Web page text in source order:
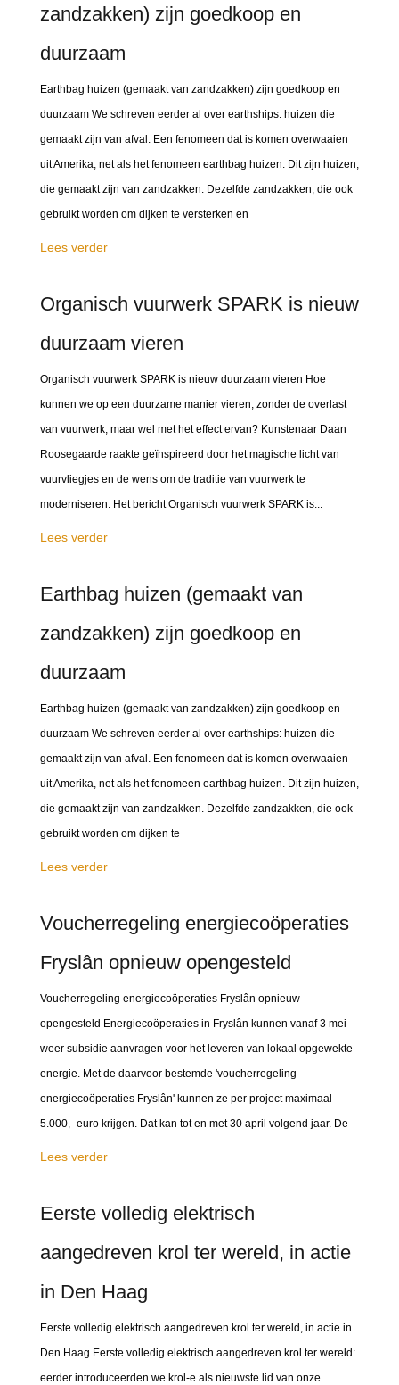
zandzakken) zijn goedkoop en
duurzaam
Earthbag huizen (gemaakt van zandzakken) zijn goedkoop en
duurzaam We schreven eerder al over earthships: huizen die
gemaakt zijn van afval. Een fenomeen dat is komen overwaaien
uit Amerika, net als het fenomeen earthbag huizen. Dit zijn huizen,
die gemaakt zijn van zandzakken. Dezelfde zandzakken, die ook
gebruikt worden om dijken te versterken en
Lees verder
Organisch vuurwerk SPARK is nieuw
duurzaam vieren
Organisch vuurwerk SPARK is nieuw duurzaam vieren Hoe
kunnen we op een duurzame manier vieren, zonder de overlast
van vuurwerk, maar wel met het effect ervan? Kunstenaar Daan
Roosegaarde raakte geïnspireerd door het magische licht van
vuurvliegjes en de wens om de traditie van vuurwerk te
moderniseren. Het bericht Organisch vuurwerk SPARK is...
Lees verder
Earthbag huizen (gemaakt van
zandzakken) zijn goedkoop en
duurzaam
Earthbag huizen (gemaakt van zandzakken) zijn goedkoop en
duurzaam We schreven eerder al over earthships: huizen die
gemaakt zijn van afval. Een fenomeen dat is komen overwaaien
uit Amerika, net als het fenomeen earthbag huizen. Dit zijn huizen,
die gemaakt zijn van zandzakken. Dezelfde zandzakken, die ook
gebruikt worden om dijken te
Lees verder
Voucherregeling energiecoöperaties
Fryslân opnieuw opengesteld
Voucherregeling energiecoöperaties Fryslân opnieuw
opengesteld Energiecoöperaties in Fryslân kunnen vanaf 3 mei
weer subsidie aanvragen voor het leveren van lokaal opgewekte
energie. Met de daarvoor bestemde 'voucherregeling
energiecoöperaties Fryslân' kunnen ze per project maximaal
5.000,- euro krijgen. Dat kan tot en met 30 april volgend jaar. De
Lees verder
Eerste volledig elektrisch
aangedreven krol ter wereld, in actie
in Den Haag
Eerste volledig elektrisch aangedreven krol ter wereld, in actie in
Den Haag Eerste volledig elektrisch aangedreven krol ter wereld:
eerder introduceerden we krol-e als nieuwste lid van onze